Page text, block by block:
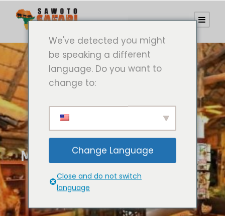
MAHANGU-SAFARI-LODGE
We've detected you might
be speaking a different
language. Do you want to
change to:
Change Language
Close and do not switch
language